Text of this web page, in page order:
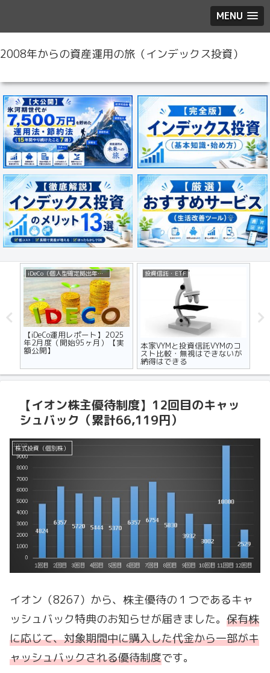
MENU
2008年からの資産運用の旅（インデックス投資）
iDeCo（個人型確定拠出年金）
【iDeCo運用レポート】2025
年2月度（開始95ヶ月）【実
額公開】
投資信託・ETF
本家VYMと投資信託VYMのコ
スト比較・無視はできないが
納得はできる
【イオン株主優待制度】12回目のキャッ
シュバック（累計66,119円）
株式投資（個別株）
イオン（8267）から、株主優待の１つであるキャ
ッシュバック特典のお知らせが届きました。 保有株
に応じて、対象期間中に購入した代金から一部がキ
ャッシュバックされる優待制度です。